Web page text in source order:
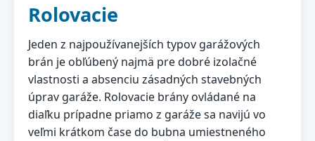
Rolovacie
Jeden z najpoužívanejších typov garážových
brán je obľúbený najmä pre dobré izolačné
vlastnosti a absenciu zásadných stavebných
úprav garáže. Rolovacie brány ovládané na
diaľku prípadne priamo z garáže sa navijú vo
veľmi krátkom čase do bubna umiestneného